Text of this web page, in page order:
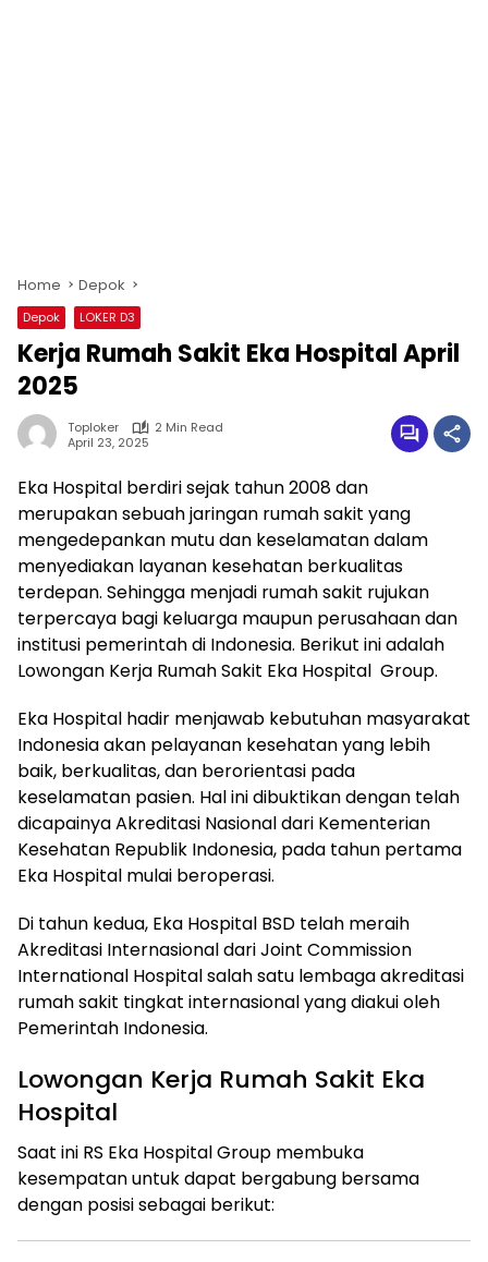
Home Depok
Depok LOKER D3
Kerja Rumah Sakit Eka Hospital April
2025
Toploker
2 Min Read
April 23, 2025
Eka Hospital berdiri sejak tahun 2008 dan
merupakan sebuah jaringan rumah sakit yang
mengedepankan mutu dan keselamatan dalam
menyediakan layanan kesehatan berkualitas
terdepan. Sehingga menjadi rumah sakit rujukan
terpercaya bagi keluarga maupun perusahaan dan
institusi pemerintah di Indonesia. Berikut ini adalah
Lowongan Kerja Rumah Sakit Eka Hospital Group.
Eka Hospital hadir menjawab kebutuhan masyarakat
Indonesia akan pelayanan kesehatan yang lebih
baik, berkualitas, dan berorientasi pada
keselamatan pasien. Hal ini dibuktikan dengan telah
dicapainya Akreditasi Nasional dari Kementerian
Kesehatan Republik Indonesia, pada tahun pertama
Eka Hospital mulai beroperasi.
Di tahun kedua, Eka Hospital BSD telah meraih
Akreditasi Internasional dari Joint Commission
International Hospital salah satu lembaga akreditasi
rumah sakit tingkat internasional yang diakui oleh
Pemerintah Indonesia.
Lowongan Kerja Rumah Sakit Eka
Hospital
Saat ini RS Eka Hospital Group membuka
kesempatan untuk dapat bergabung bersama
dengan posisi sebagai berikut: